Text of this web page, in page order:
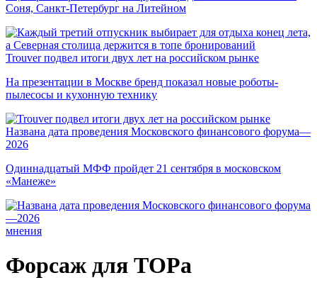
Соня, Санкт-Петербург на Литейном
Trouver подвел итоги двух лет на российском рынке
На презентации в Москве бренд показал новые роботы-
пылесосы и кухонную технику
Названа дата проведения Московского финансового форума—
2026
Одиннадцатый МФФ пройдет 21 сентября в московском
«Манеже»
мнения
Форсаж для ТОРа